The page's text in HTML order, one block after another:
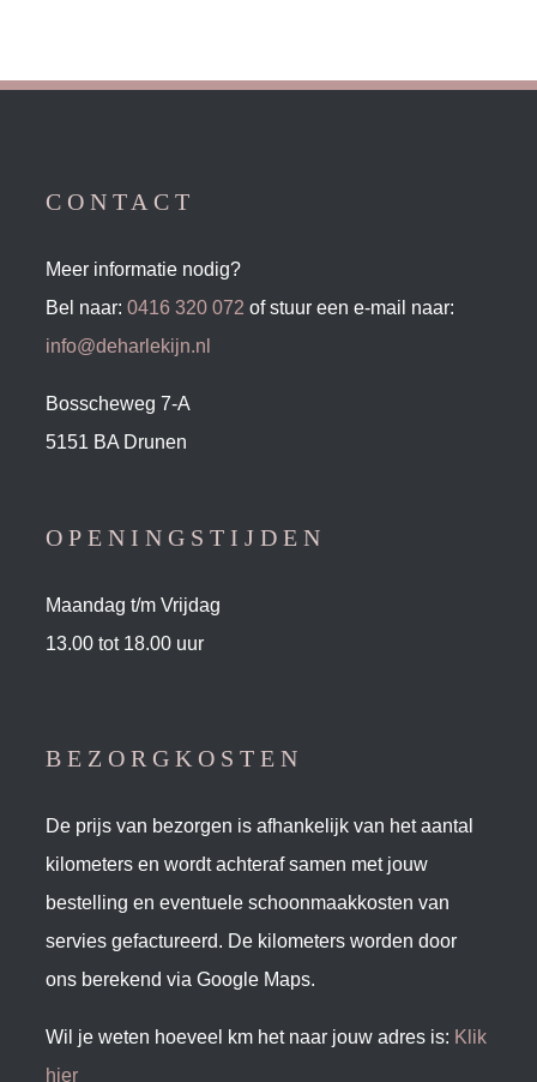
CONTACT
Meer informatie nodig?
Bel naar: 0416 320 072 of stuur een e-mail naar:
info@deharlekijn.nl
Bosscheweg 7-A
5151 BA Drunen
OPENINGSTIJDEN
Maandag t/m Vrijdag
13.00 tot 18.00 uur
BEZORGKOSTEN
De prijs van bezorgen is afhankelijk van het aantal
kilometers en wordt achteraf samen met jouw
bestelling en eventuele schoonmaakkosten van
servies gefactureerd. De kilometers worden door
ons berekend via Google Maps.
Wil je weten hoeveel km het naar jouw adres is: Klik
hier